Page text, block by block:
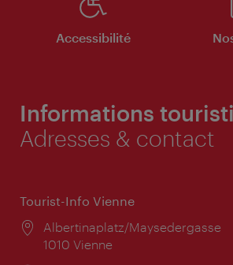
Accessibilité
Informations
Adresses & contact
Tourist-Info Vienne
Lieu:
Albertinaplatz/Maysedergasse
1010 Vienne